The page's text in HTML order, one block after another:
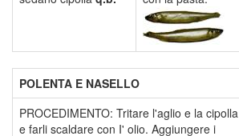
POLENTA E NASELLO
PROCEDIMENTO: Tritare l'aglio e la cipolla
e farli scaldare con I' olio. Aggiungere i